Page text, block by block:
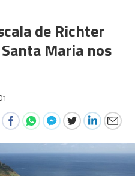
de Richter
Maria nos